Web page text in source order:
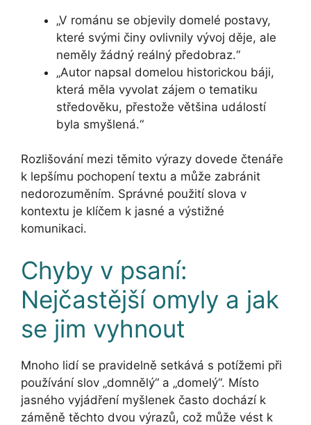
„V románu se objevily domelé postavy,
které svými činy ovlivnily vývoj děje, ale
neměly žádný reálný předobraz.“
„Autor napsal domelou historickou báji,
která měla vyvolat zájem o tematiku
středověku, přestože většina událostí
byla smyšlená.“
Rozlišování mezi těmito výrazy dovede čtenáře
k lepšímu pochopení textu a může zabránit
nedorozuměním. Správné použití slova v
kontextu je klíčem k jasné a výstižné
komunikaci.
Chyby v psaní:
Nejčastější omyly a jak
se jim vyhnout
Mnoho lidí se pravidelně setkává s potížemi při
používání slov „domnělý“ a „domelý“. Místo
jasného vyjádření myšlenek často dochází k
záměně těchto dvou výrazů, což může vést k